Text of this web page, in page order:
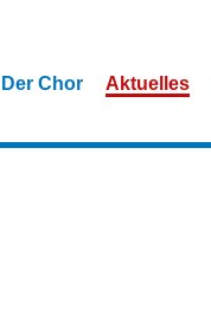
Der Chor Aktuelles